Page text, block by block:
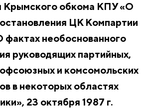
Крымского обкома КПУ «О
ЦК Компартии
фактах необоснованного
руководящих партийных,
и комсомольских
в некоторых областях
23 октября 1987 г.